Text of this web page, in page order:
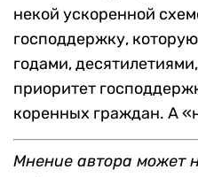
некой ускоренной
господдержку,
годами,
приоритет
коренных граждан. А
Мнение автора может